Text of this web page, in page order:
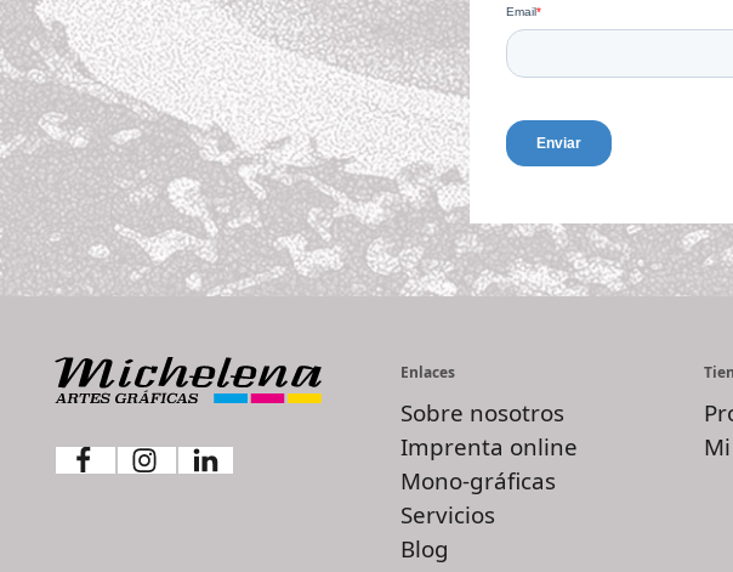
Enlaces
Sobre nosotros
Imprenta online
Mono-gráficas
Servicios
Blog